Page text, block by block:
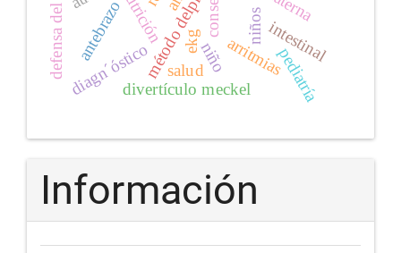
método delphi
nutrición ekg niños
arritmias
diagn´ósticodivertículo meckel
intestinal
pediatría
antebrazo niño
salud
Información